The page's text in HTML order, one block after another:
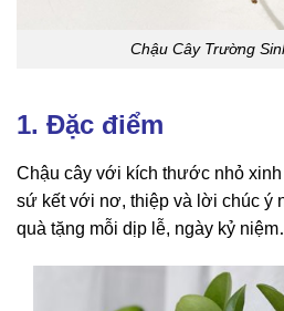
Chậu Cây Trường
1. Đặc điểm
Chậu cây với kích thước nhỏ
sứ kết với nơ, thiệp và lời chúc ý
quà tặng mỗi dịp lễ, ngày kỷ